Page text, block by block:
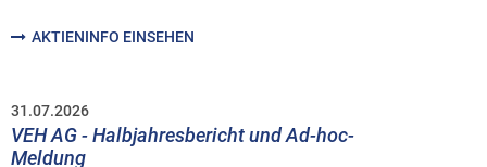
AKTIENINFO EINSEHEN
31.07.2026
VEH AG - Halbjahresbericht und Ad-hoc-
Meldung